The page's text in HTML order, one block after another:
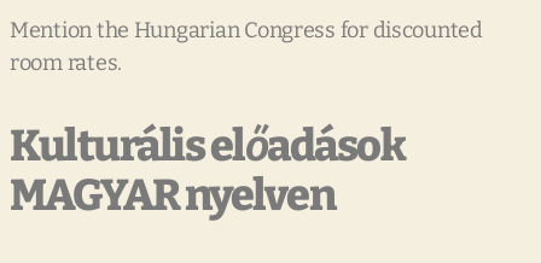
Mention the Hungarian Congress for discounted
room rates.
Kulturális előadások
MAGYAR nyelven